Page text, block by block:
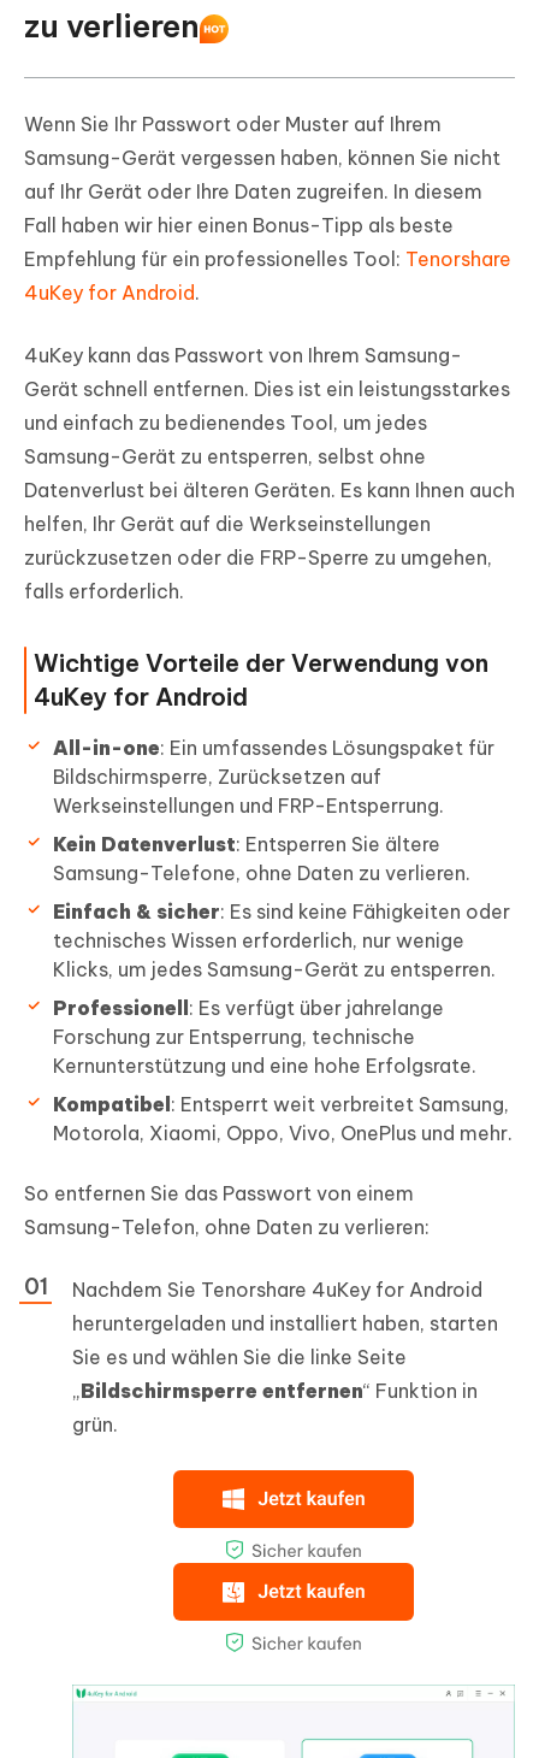
zu verlieren
Wenn Sie Ihr Passwort oder Muster auf Ihrem
Samsung-Gerät vergessen haben, können Sie nicht
auf Ihr Gerät oder Ihre Daten zugreifen. In diesem
Fall haben wir hier einen Bonus-Tipp als beste
Empfehlung für ein professionelles Tool: Tenorshare
4uKey for Android.
4uKey kann das Passwort von Ihrem Samsung-
Gerät schnell entfernen. Dies ist ein leistungsstarkes
und einfach zu bedienendes Tool, um jedes
Samsung-Gerät zu entsperren, selbst ohne
Datenverlust bei älteren Geräten. Es kann Ihnen auch
helfen, Ihr Gerät auf die Werkseinstellungen
zurückzusetzen oder die FRP-Sperre zu umgehen,
falls erforderlich.
Wichtige Vorteile der Verwendung von
4uKey for Android
All-in-one: Ein umfassendes Lösungspaket für
Bildschirmsperre, Zurücksetzen auf
Werkseinstellungen und FRP-Entsperrung.
Kein Datenverlust: Entsperren Sie ältere
Samsung-Telefone, ohne Daten zu verlieren.
Einfach & sicher: Es sind keine Fähigkeiten oder
technisches Wissen erforderlich, nur wenige
Klicks, um jedes Samsung-Gerät zu entsperren.
Professionell : Es verfügt über jahrelange
Forschung zur Entsperrung, technische
Kernunterstützung und eine hohe Erfolgsrate.
Kompatibel : Entsperrt weit verbreitet Samsung,
Motorola, Xiaomi, Oppo, Vivo, OnePlus und mehr.
So entfernen Sie das Passwort von einem
Samsung-Telefon, ohne Daten zu verlieren:
Nachdem Sie Tenorshare 4uKey for Android
heruntergeladen und installiert haben, starten
Sie es und wählen Sie die linke Seite
„Bildschirmsperre entfernen“ Funktion in
grün.